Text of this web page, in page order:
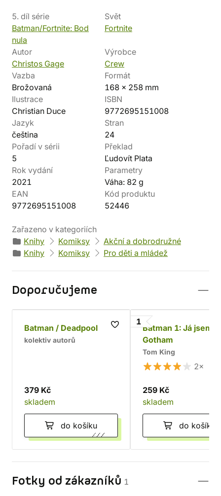
5. díl série
Batman/Fortnite: Bod
nula
Svět
Fortnite
Autor
Christos Gage
Výrobce
Crew
Vazba
Brožovaná
Formát
168 x 258 mm
Ilustrace
Christian Duce
ISBN
9772695151008
Jazyk
čeština
Stran
24
Pořadí v sérii
5
Překlad
Ľudovít Plata
Rok vydání
2021
Parametry
Váha: 82 g
EAN
9772695151008
Kód produktu
52446
Zařazeno v kategoriích
Knihy
Komiksy
Akční a dobrodružné
Knihy
Komiksy Pro děti a mládež
Doporučujeme
Batman / Deadpool
kolektiv autorů
379 Kč
skladem
do košíku
1
Batman 1: Já jsem
Gotham
Tom King
2×
259 Kč
skladem
do košíku
Fotky od zákazníků 1